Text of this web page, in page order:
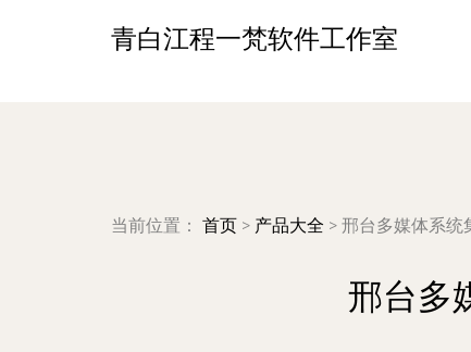
青白江程一梵软件工作室
当前位置： 首页 > 产品大全 > 邢台多媒体系统
邢台多